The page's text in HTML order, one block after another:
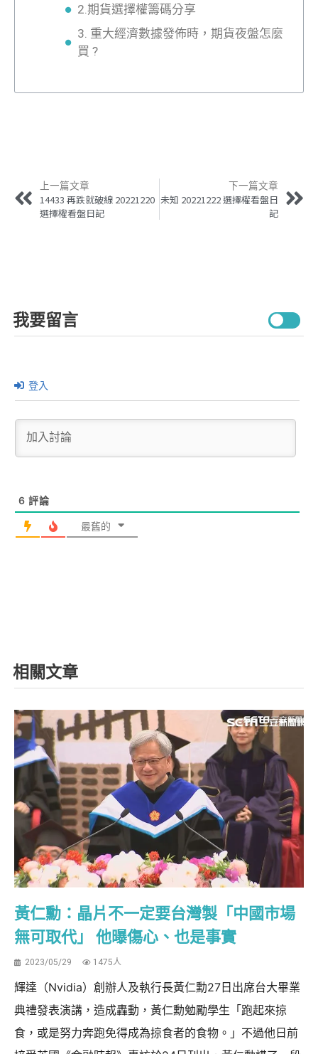
2.期貨選擇權籌碼分享
3. 重大經濟數據發佈時，期貨夜盤怎麼
買 ?
上一篇文章
14433 再跌就破線 20221220
選擇權看盤日記
下一篇文章
未知 20221222 選擇權看盤日
記
我要留言
登入
6 評論
最舊的
相關文章
黃仁勳：晶片不一定要台灣製「中國市場
無可取代」 他曝傷心、也是事實
2023/05/29 1475人
輝達（Nvidia）創辦人及執行長黃仁勳27日出席台大畢業
典禮發表演講，造成轟動，黃仁勳勉勵學生「跑起來掠
食，或是努力奔跑免得成為掠食者的食物。」不過他日前